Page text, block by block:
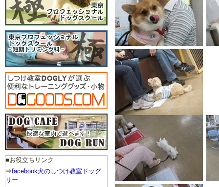
■お役立ちリンク
⇒facebook犬のしつけ教室ドッグ
リー